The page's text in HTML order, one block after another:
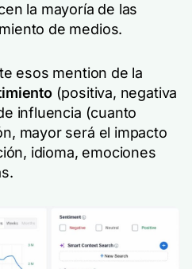
la mayoría de las
de medios.
esos mention de la
(positiva, negativa
influencia (cuanto
mayor será el impacto
idioma, emociones